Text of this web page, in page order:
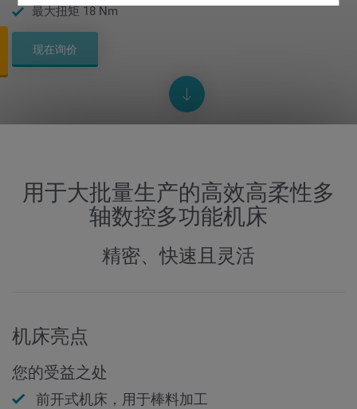
最大扭矩 18 Nm
现在询价
用于大批量生产的高效高柔性多
轴数控多功能机床
精密、快速且灵活
机床亮点
您的受益之处
前开式机床，用于棒料加工